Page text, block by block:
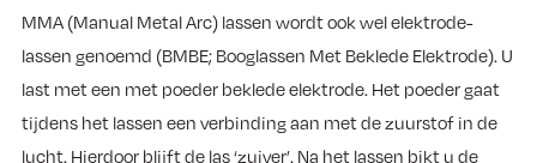
MMA (Manual Metal Arc) lassen wordt ook wel elektrode-
lassen genoemd (BMBE; Booglassen Met Beklede Elektrode). U
last met een met poeder beklede elektrode. Het poeder gaat
tijdens het lassen een verbinding aan met de zuurstof in de
lucht. Hierdoor blijft de las ‘zuiver’. Na het lassen bikt u de